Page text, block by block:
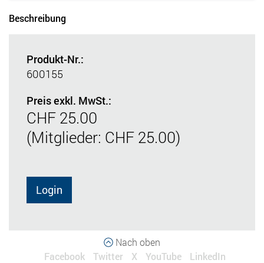
Beschreibung
Produkt-Nr.:
600155
Preis exkl. MwSt.:
CHF 25.00
(Mitglieder: CHF 25.00)
Login
Nach oben
Facebook
Twitter X YouTube LinkedIn